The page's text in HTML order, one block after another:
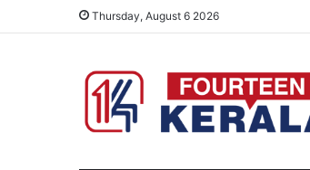
Thursday, August 6 2026